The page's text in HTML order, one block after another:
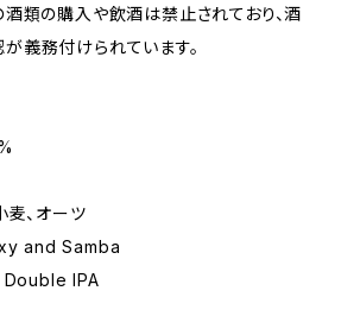
類の購入や飲酒は禁止されており、酒
義務付けられています。
麦、オーツ
and Samba
IPA